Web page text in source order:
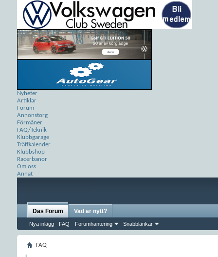
Nyheter
Artiklar
Forum
Annonstorg
Förmåner
FAQ/Teknik
Klubbgarage
Träffkalender
Klubbshop
Racerbanor
Om oss
Annat
Das Forum
Nya inlägg FAQ Forumhantering Snabblänkar
Vad är nytt?
FAQ